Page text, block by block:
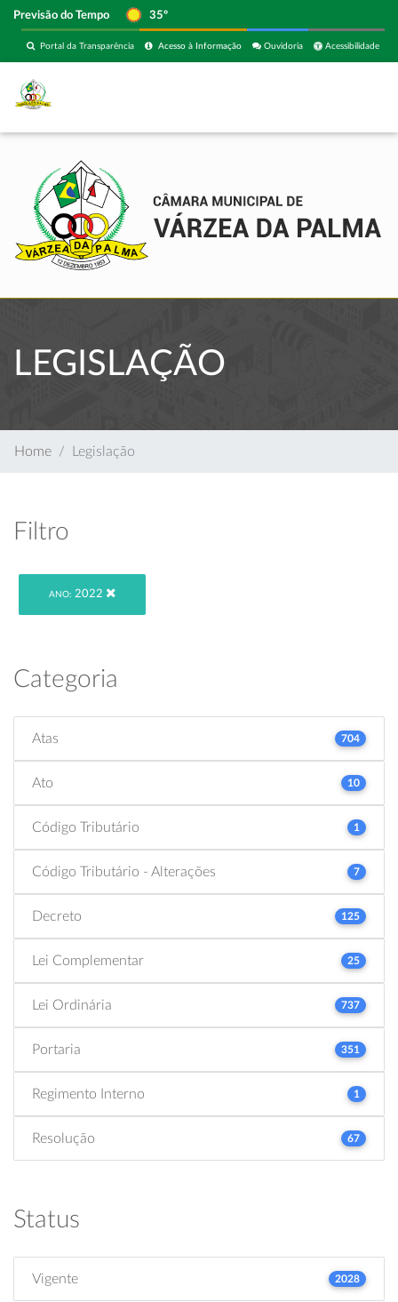
Previsão do Tempo 35º
Acessibilidade
Ouvidoria
Acesso à Informação
Portal da Transparência
LEGISLAÇÃO
Home Legislação
Filtro
ANO: 2022
Categoria
Atas 704
Ato 10
Código Tributário 1
Código Tributário - Alterações 7
Decreto 125
Lei Complementar 25
Lei Ordinária 737
Portaria 351
Regimento Interno 1
Resolução 67
Status
Vigente 2028